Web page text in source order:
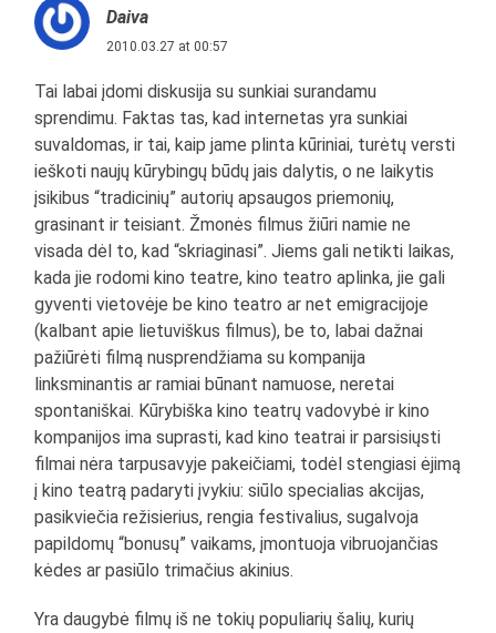
Daiva
2010.03.27 at 00:57
Tai labai įdomi diskusija su sunkiai surandamu
sprendimu. Faktas tas, kad internetas yra sunkiai
suvaldomas, ir tai, kaip jame plinta kūriniai, turėtų versti
ieškoti naujų kūrybingų būdų jais dalytis, o ne laikytis
įsikibus “tradicinių” autorių apsaugos priemonių,
grasinant ir teisiant. Žmonės filmus žiūri namie ne
visada dėl to, kad “skriaginasi”. Jiems gali netikti laikas,
kada jie rodomi kino teatre, kino teatro aplinka, jie gali
gyventi vietovėje be kino teatro ar net emigracijoje
(kalbant apie lietuviškus filmus), be to, labai dažnai
pažiūrėti filmą nusprendžiama su kompanija
linksminantis ar ramiai būnant namuose, neretai
spontaniškai. Kūrybiška kino teatrų vadovybė ir kino
kompanijos ima suprasti, kad kino teatrai ir parsisiųsti
filmai nėra tarpusavyje pakeičiami, todėl stengiasi ėjimą
į kino teatrą padaryti įvykiu: siūlo specialias akcijas,
pasikviečia režisierius, rengia festivalius, sugalvoja
papildomų “bonusų” vaikams, įmontuoja vibruojančias
kėdes ar pasiūlo trimačius akinius.
Yra daugybė filmų iš ne tokių populiarių šalių, kurių